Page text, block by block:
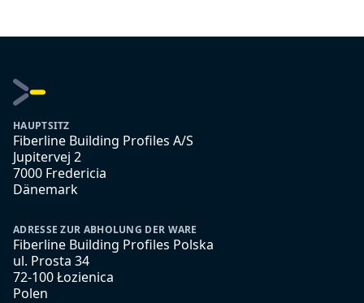
HAUPTSITZ
Fiberline Building Profiles A/S
Jupitervej 2
7000 Fredericia
Dänemark
ADRESSE ZUR ABHOLUNG DER WARE
Fiberline Building Profiles Polska
ul. Prosta 34
72-100 Łozienica
Polen